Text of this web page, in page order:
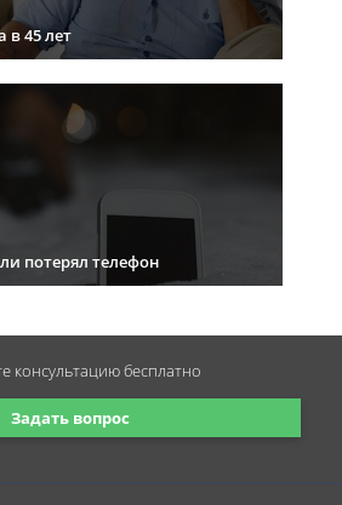
в 45 лет
потерял телефон
Задать вопрос
консультациюбесплатно